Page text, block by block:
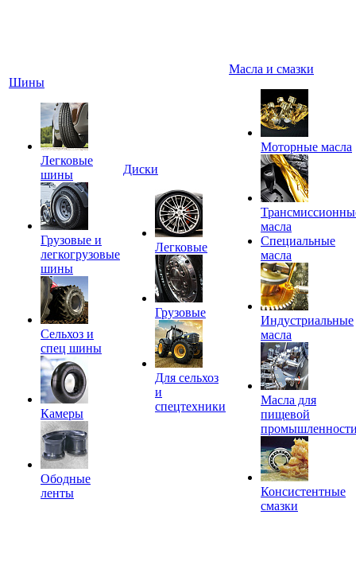
Шины
Легковые
шины
Грузовые и
легкогрузовые
шины
Сельхоз и
спец шины
Камеры
Ободные
ленты
Диски
Легковые
Грузовые
Для сельхоз
и
спецтехники
Масла и смазки
Моторные масла
масла
Специальные
масла
Индустриальные
масла
Масла для
пищевой
Консистентные
смазки